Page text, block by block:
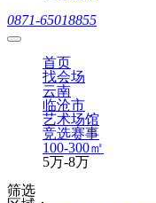
0871-65018855
首页
找会场
云南
临沧市
艺术场馆
竞选赛事
100-300㎡
5万-8万
筛选